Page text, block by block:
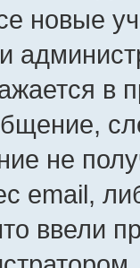
новые
в
не
email,
ввели